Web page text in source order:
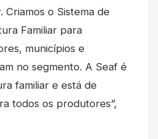
Criamos o Sistema de
Familiar para
municípios e
no segmento. A Seaf é
familiar e está de
todos os produtores”,